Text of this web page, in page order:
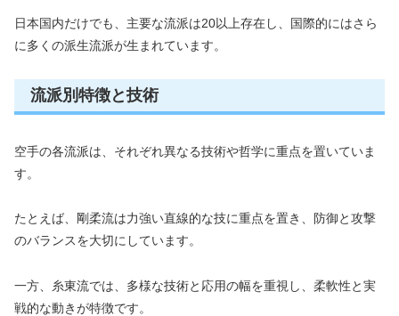
日本国内だけでも、主要な流派は20以上存在し、国際的にはさら
に多くの派生流派が生まれています。
流派別特徴と技術
空手の各流派は、それぞれ異なる技術や哲学に重点を置いていま
す。
たとえば、剛柔流は力強い直線的な技に重点を置き、防御と攻撃
のバランスを大切にしています。
一方、糸東流では、多様な技術と応用の幅を重視し、柔軟性と実
戦的な動きが特徴です。